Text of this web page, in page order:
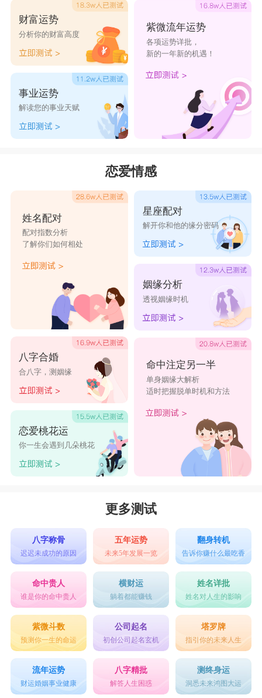
到其实他们过得很好，其实在内心里，他们总是缺
少关怀，缺少爱。在感情中也是这样，总是把最好
的带给自己的另一半，什么不好的都选择自己承
受，给人一种踏实温润的感觉，其实摩羯座内心的
孤独只有他们自己知道，他们总是爱逞强，不愿意
说出来，就是典型的死鸭子嘴硬。
星座乐原创文章，转载需注明出处
财富运势
分析你的财富高度
事业运势
解读您的事业天赋
紫微流年运势
各项运势详批，
新的一年新的机遇！
恋爱情感
姓名配对
配对指数分析
了解你们如何相处
八字合婚
合八字，测姻缘
恋爱桃花运
你一生会遇到几朵桃花
星座配对
解开你和他的缘分密码
姻缘分析
透视姻缘时机
命中注定另一半
单身姻缘大解析
适时把握脱单时机和方法
更多测试
八字称骨
迟迟未成功的原因
五年运势
未来5年发展一览
翻身转机
告诉你赚什么最吃香
命中贵人
谁是你的命中贵人
横财运
躺着都能赚钱
姓名详批
姓名对人生的影响
紫微斗数
预测你一生的命运
公司起名
初创公司起名玄机
塔罗牌
指引你的未来人生
流年运势
财运婚姻事业健康
八字精批
解答人生困惑
测终身运
洞悉未来鸿图大运